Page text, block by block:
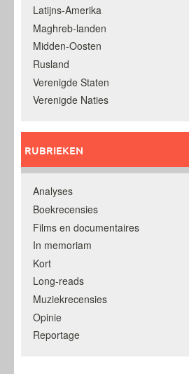
Latijns-Amerika
Maghreb-landen
Midden-Oosten
Rusland
Verenigde Staten
Verenigde Naties
RUBRIEKEN
Analyses
Boekrecensies
Films en documentaires
In memoriam
Kort
Long-reads
Muziekrecensies
Opinie
Reportage